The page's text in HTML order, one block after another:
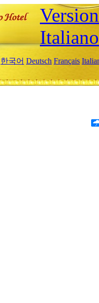
Italiano
한국어 Deutsch Français